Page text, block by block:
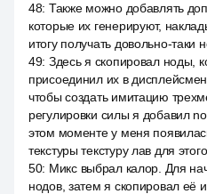
48: Также можно добавлять
которые их генерируют,
итогу получать довольно-таки
49: Здесь я скопировал ноды,
присоединил их в
чтобы создать имитацию
регулировки силы я добавил
этом моменте у меня
текстуры текстуру лав для
50: Микс выбрал калор. Для
нодов, затем я скопировал её